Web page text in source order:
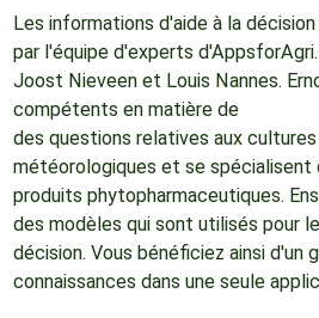
Les informations d'aide à la
par l'équipe d'experts
Joost Nieveen et Louis Nannes.
compétents en matière de
des questions relatives aux
météorologiques et se spécialisent
produits phytopharmaceutiques.
des modèles qui sont utilisés pour
décision. Vous bénéficiez ainsi d'un
connaissances dans une seule